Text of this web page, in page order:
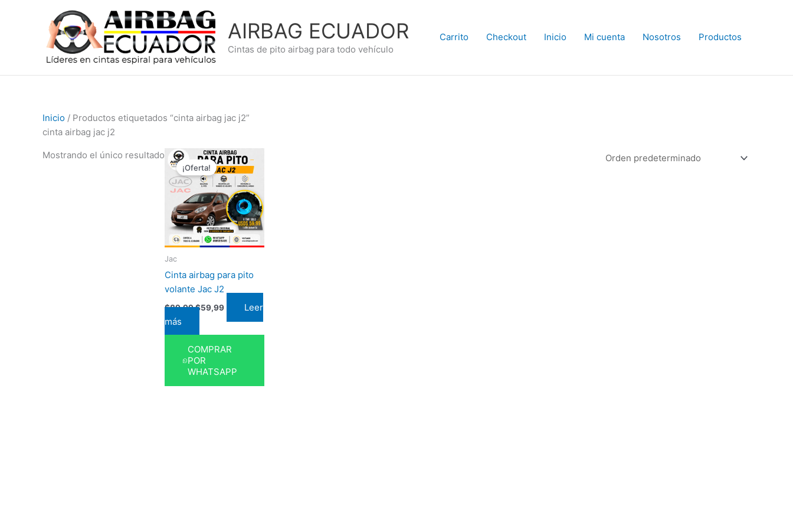
AIRBAG ECUADOR
Cintas de pito airbag para todo vehículo
Carrito Checkout Inicio Mi cuenta Nosotros Productos
Inicio / Productos etiquetados “cinta airbag jac j2”
cinta airbag jac j2
Mostrando el único resultado
¡Oferta!
Jac
Cinta airbag para pito
volante Jac J2
$89,99
precio
original
era:
$89,99.
$59,99
El
precio
actual
es:
$59,99.
Leer
más
COMPRAR
POR
WHATSAPP